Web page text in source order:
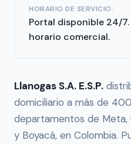
HORARIO DE SERVICIO:
Portal disponible 24/
horario comercial.
Llanogas S.A. E.S.P.
domiciliario a más de
departamentos de Meta,
y Boyacá, en Colombia.